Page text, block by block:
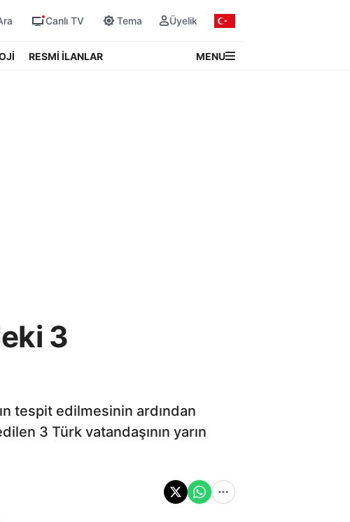
Canlı TV Tema Üyelik
RESMİ İLANLAR MENU
3
tespit edilmesinin ardından
3 Türk vatandaşının yarın